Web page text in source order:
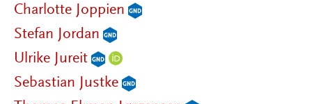
Charlotte Joppien
Stefan Jordan
Ulrike Jureit
Sebastian Justke